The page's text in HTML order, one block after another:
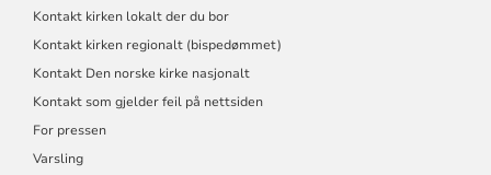
Kontakt kirken lokalt der du bor
Kontakt kirken regionalt (bispedømmet)
Kontakt Den norske kirke nasjonalt
Kontakt som gjelder feil på nettsiden
For pressen
Varsling